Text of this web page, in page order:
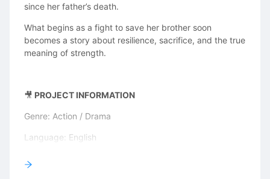
since her father’s death.
What begins as a fight to save her brother soon
becomes a story about resilience, sacrifice, and the true
meaning of strength.
🎥 PROJECT INFORMATION
Genre: Action / Drama
Language: English